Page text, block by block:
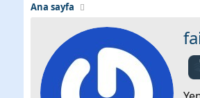
Ana sayfa